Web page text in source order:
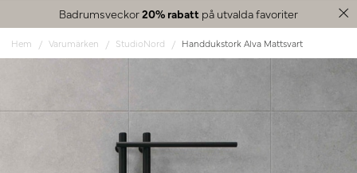
Badrumsveckor20% rabatt på utvalda favoriter
Hem Varumärken StudioNord Handdukstork Alva Mattsvart